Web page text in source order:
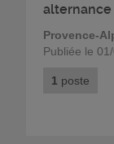
alternance
Provence-
Publiée le
1 poste